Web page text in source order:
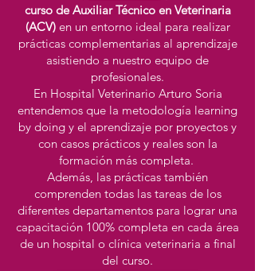
curso de Auxiliar Técnico en Veterinaria
(ACV)en un entorno ideal para realizar
prácticas complementarias al aprendizaje
asistiendo a nuestro equipo de
profesionales.
En Hospital Veterinario Arturo Soria
entendemos que la metodología learning
by doing y el aprendizaje por proyectos y
con casos prácticos y reales son la
formación más completa.
Además, las prácticas también
comprenden todas las tareas de los
diferentes departamentos para lograr una
capacitación 100% completa en cada área
de un hospital o clínica veterinaria a final
del curso.